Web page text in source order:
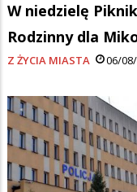
W niedzielę Piknik
Rodzinny dla
Z ŻYCIA MIASTA 06/